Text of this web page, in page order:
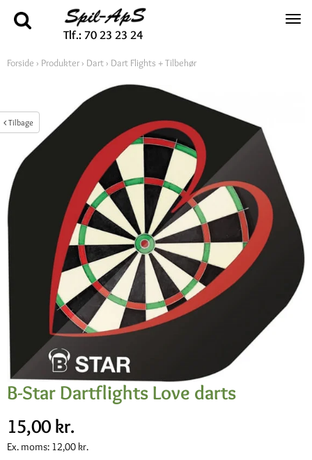
Tlf.: 70 23 23 24
Tilbage
Forside › Produkter› Dart› Dart Flights + Tilbehør
B-Star Dartflights Love darts
15,00 kr.
Ex. moms: 12,00 kr.